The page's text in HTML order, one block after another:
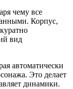
чему все
Корпус,
вид
автоматически
Это делает
динамики.